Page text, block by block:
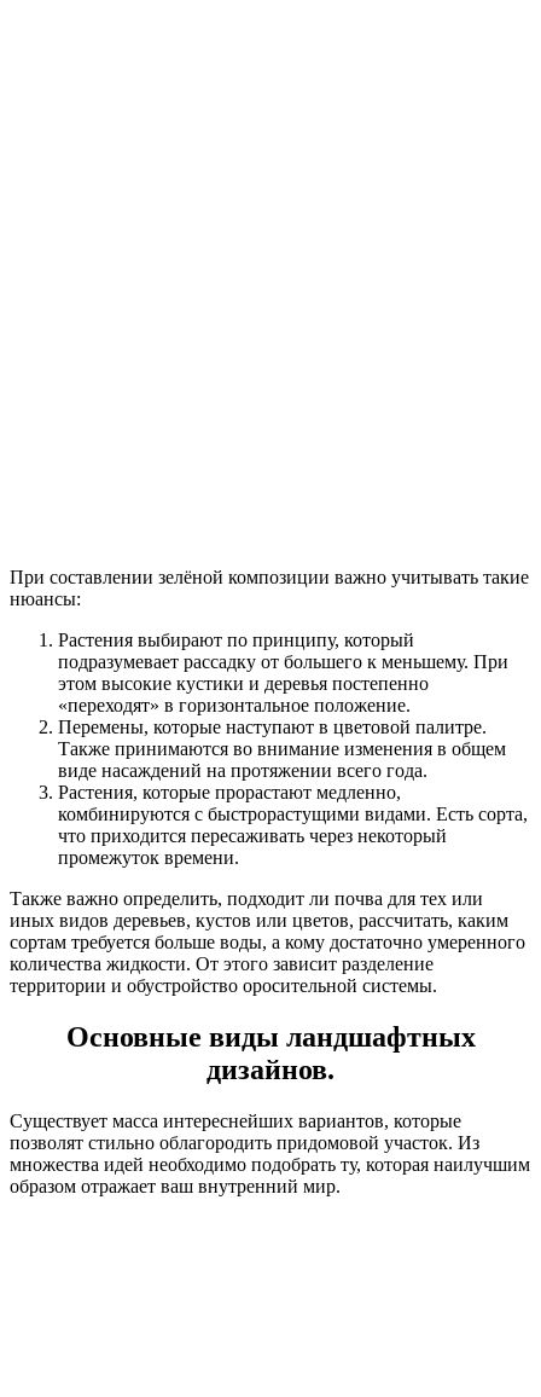
При составлении зелёной композиции важно учитывать такие
нюансы:
Растения выбирают по принципу, который
подразумевает рассадку от большего к меньшему. При
этом высокие кустики и деревья постепенно
«переходят» в горизонтальное положение.
Перемены, которые наступают в цветовой палитре.
Также принимаются во внимание изменения в общем
виде насаждений на протяжении всего года.
Растения, которые прорастают медленно,
комбинируются с быстрорастущими видами. Есть сорта,
что приходится пересаживать через некоторый
промежуток времени.
Также важно определить, подходит ли почва для тех или
иных видов деревьев, кустов или цветов, рассчитать, каким
сортам требуется больше воды, а кому достаточно умеренного
количества жидкости. От этого зависит разделение
территории и обустройство оросительной системы.
Основные виды ландшафтных
дизайнов.
Существует масса интереснейших вариантов, которые
позволят стильно облагородить придомовой участок. Из
множества идей необходимо подобрать ту, которая наилучшим
образом отражает ваш внутренний мир.